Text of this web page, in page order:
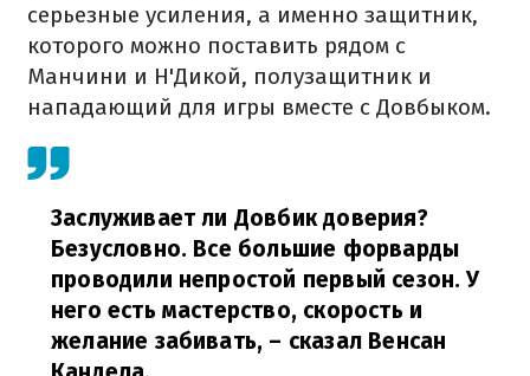
серьезные усиления, а именно защитник,
которого можно поставить рядом с
Манчини и Н'Дикой, полузащитник и
нападающий для игры вместе с Довбыком.
Заслуживает ли Довбик доверия?
Безусловно. Все большие форварды
проводили непростой первый сезон. У
него есть мастерство, скорость и
желание забивать, – сказал Венсан